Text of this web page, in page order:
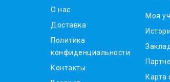
O нас
Доставка
Политика
конфиденциальности
Контакты
Моя
Карта